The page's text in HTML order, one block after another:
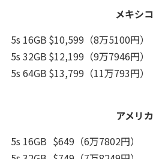
メキシコ
5s 16GB $10,599（8万5100円）
5s 32GB $12,199（9万7946円）
5s 64GB $13,799（11万793円）
アメリカ
5s 16GB $649（6万7802円）